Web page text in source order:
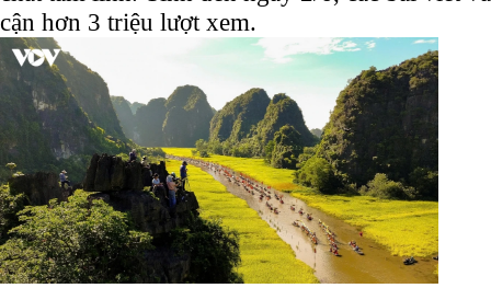
cận hơn 3 triệu lượt xem.